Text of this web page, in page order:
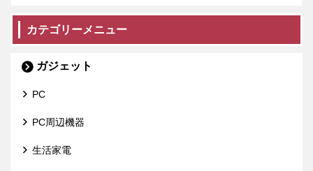
カテゴリーメニュー
ガジェット
PC
PC周辺機器
生活家電